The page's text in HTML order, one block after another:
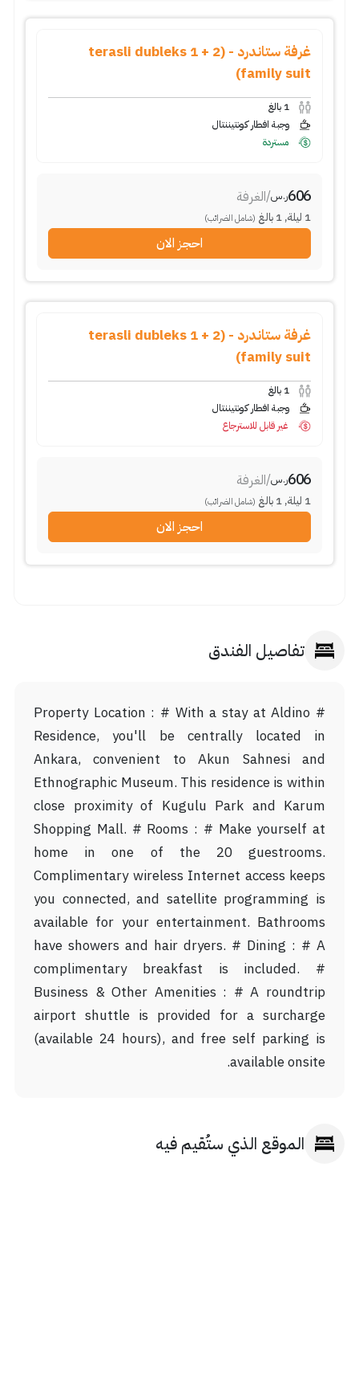
غرفة ستاندرد - (2 + 1 terasli dubleks
family suit)
1 بالغ
وجبة افطار كونتيننتال
مستردة
606ر.س/الغرفة
1 ليلة,
1 بالغ (شامل الضرائب)
احجز الان
غرفة ستاندرد - (2 + 1 terasli dubleks
family suit)
1 بالغ
وجبة افطار كونتيننتال
غير قابل للاسترجاع
606ر.س/الغرفة
1 ليلة,
1 بالغ (شامل الضرائب)
احجز الان
تفاصيل الفندق
# Property Location : # With a stay at Aldino
Residence, you'll be centrally located in
Ankara, convenient to Akun Sahnesi and
Ethnographic Museum. This residence is within
close proximity of Kugulu Park and Karum
Shopping Mall. # Rooms : # Make yourself at
home in one of the 20 guestrooms.
Complimentary wireless Internet access keeps
you connected, and satellite programming is
available for your entertainment. Bathrooms
have showers and hair dryers. # Dining : # A
complimentary breakfast is included. #
Business & Other Amenities : # A roundtrip
airport shuttle is provided for a surcharge
(available 24 hours), and free self parking is
available onsite.
الموقع الذي ستُقيم فيه